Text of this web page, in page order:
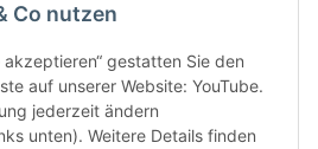
Co nutzen
akzeptieren“ gestatten Sie den
auf unserer Website: YouTube.
jederzeit ändern
unten). Weitere Details finden
widerrufen